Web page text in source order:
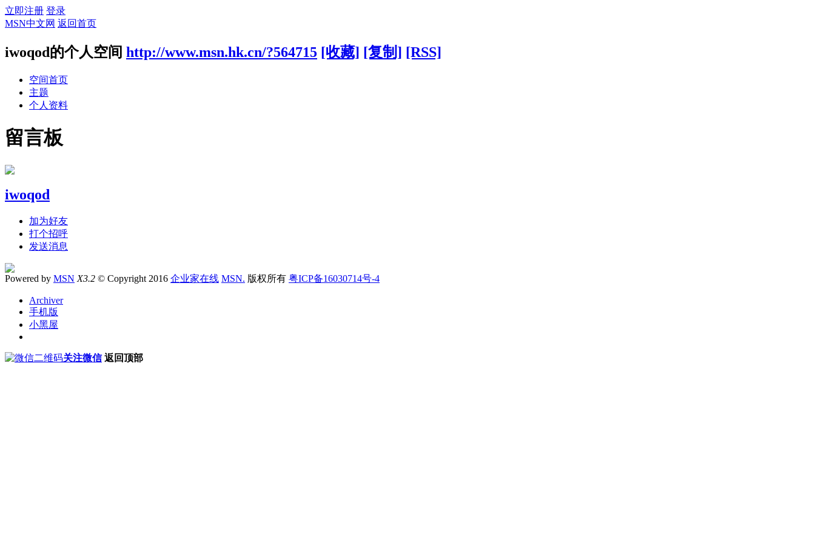
立即注册 登录
MSN中文网 返回首页
iwoqod的个人空间 http://www.msn.hk.cn/?564715 [收藏] [复制] [RSS]
空间首页
主题
个人资料
留言板
iwoqod
加为好友
打个招呼
发送消息
Powered by MSN X3.2 © Copyright 2016 企业家在线 MSN. 版权所有 粤ICP备16030714号-4
Archiver
手机版
小黑屋
关注微信 返回顶部